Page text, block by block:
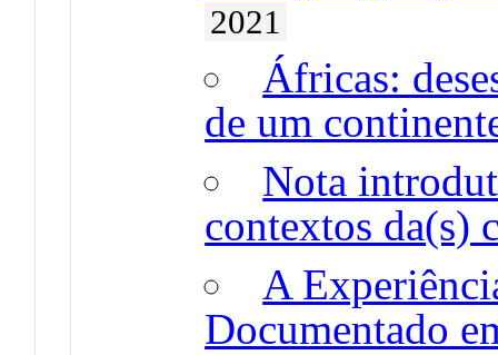
2021
Áfricas:
de um
Nota
contextos da(s)
A
Documentado